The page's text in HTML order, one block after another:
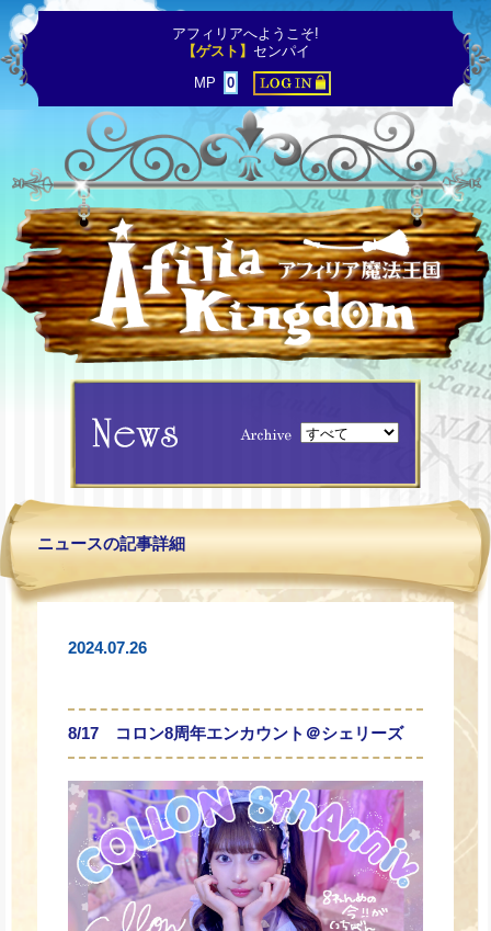
アフィリアへようこそ!
【ゲスト】 センパイ
MP
0
ニュースの記事詳細
2024.07.26
8/17 コロン8周年エンカウント＠シェリーズ